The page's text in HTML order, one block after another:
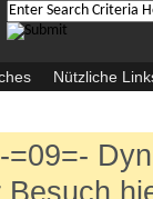
Nützliche
Besuch